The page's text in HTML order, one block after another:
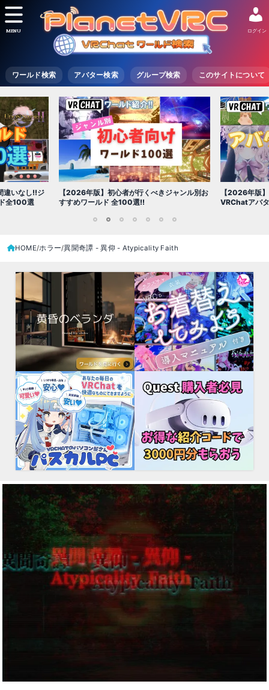
ワールド検索 アバター検索 グループ検索 このサイトについて
ログイン
MENU
ャンル別お
【2026年版】初心者必見!!無料で使える
VRChatアバター（アバターワールド紹介）
【2026年版
世界を味わえ
HOME ホラー 異聞奇譚 - 異仰 - Atypicality Faith